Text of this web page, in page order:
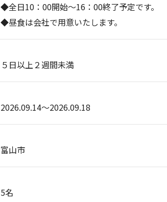
◆全日10：00開始～16：00終了予定です。
◆昼食は会社で用意いたします。
５日以上２週間未満
2026.09.14〜2026.09.18
富山市
5名